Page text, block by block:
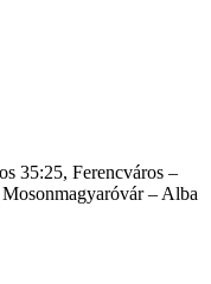
35:25, Ferencváros –
– Alba